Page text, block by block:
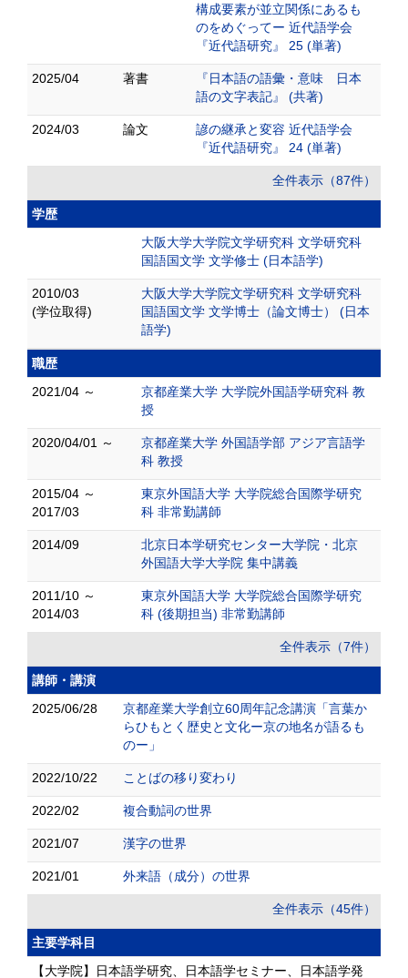
構成要素が並立関係にあるも
のをめぐってー 近代語学会
『近代語研究』 25 (単著)
2025/04 著書
『日本語の語彙・意味 日本
語の文字表記』 (共著)
2024/03 論文
諺の継承と変容 近代語学会
『近代語研究』 24 (単著)
全件表示（87件）
学歴
大阪大学大学院文学研究科 文学研究科
国語国文学 文学修士 (日本語学)
2010/03
(学位取得)
大阪大学大学院文学研究科 文学研究科
国語国文学 文学博士（論文博士） (日本
語学)
職歴
2021/04 ～
京都産業大学 大学院外国語学研究科 教
授
2020/04/01 ～
京都産業大学 外国語学部 アジア言語学
科 教授
2015/04 ～
2017/03
東京外国語大学 大学院総合国際学研究
科 非常勤講師
2014/09
北京日本学研究センター大学院・北京
外国語大学大学院 集中講義
2011/10 ～
2014/03
東京外国語大学 大学院総合国際学研究
科 (後期担当) 非常勤講師
全件表示（7件）
講師・講演
2025/06/28
京都産業大学創立60周年記念講演「言葉か
らひもとく歴史と文化ー京の地名が語るも
のー」
2022/10/22 ことばの移り変わり
2022/02 複合動詞の世界
2021/07 漢字の世界
2021/01 外来語（成分）の世界
全件表示（45件）
主要学科目
【大学院】日本語学研究、日本語学セミナー、日本語学発